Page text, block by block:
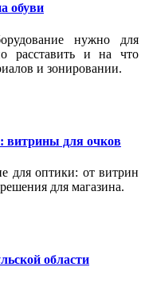
обуви
нужно для
расставить и на что
и зонировании.
витрины для очков
для оптики: от витрин
для магазина.
области